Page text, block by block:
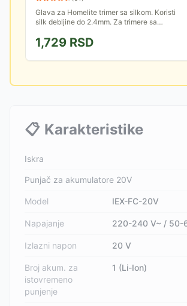
Glava za Homelite trimer sa silkom. Koristi
silk debljine do 2.4mm. Za trimere sa
1,729 RSD
📋 Karakteristike
Iskra
Punjač za akumulatore 20V
Model IEX-FC-20V
Napajanje 220-240 V~ / 50-
Izlazni napon 20 V
Broj akum. za
istovremeno
punjenje
1 (Li-Ion)